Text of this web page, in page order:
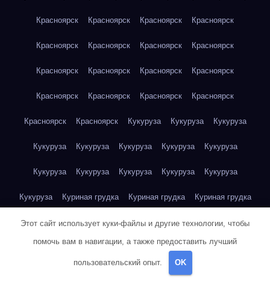
Красноярск Красноярск Красноярск Красноярск
Красноярск Красноярск Красноярск Красноярск
Красноярск Красноярск Красноярск Красноярск
Красноярск Красноярск Красноярск Красноярск
Красноярск Красноярск Кукуруза Кукуруза Кукуруза
Кукуруза Кукуруза Кукуруза Кукуруза Кукуруза
Кукуруза Кукуруза Кукуруза Кукуруза Кукуруза
Кукуруза Куриная грудка Куриная грудка Куриная грудка
Куриная грудка Куриная грудка Куриная грудка
Куриная грудка Куриная грудка
Куриная грудка
Этот сайт использует куки-файлы и другие технологии, чтобы
помочь вам в навигации, а также предоставить лучший
пользовательский опыт. OK